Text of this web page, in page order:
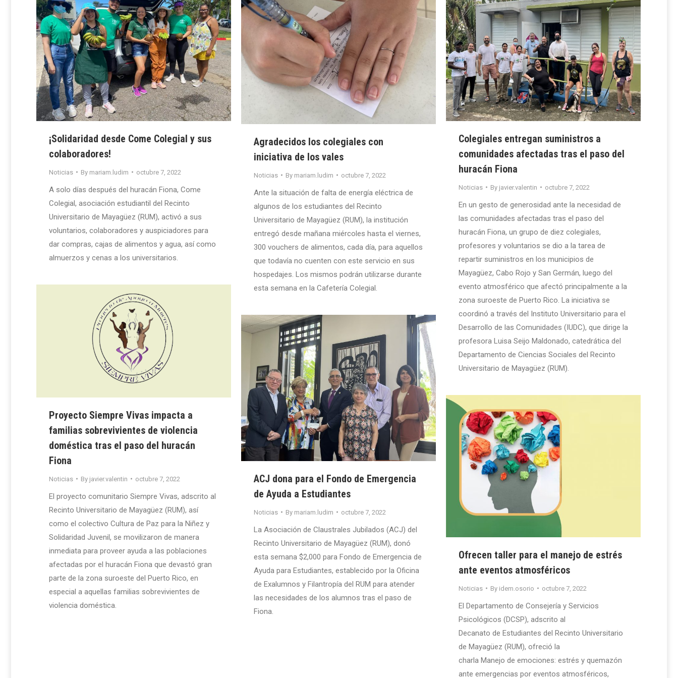
¡Solidaridad desde Come Colegial y sus
colaboradores!
Noticias By mariam.ludim octubre 7, 2022
A solo días después del huracán Fiona, Come
Colegial, asociación estudiantil del Recinto
Universitario de Mayagüez (RUM), activó a sus
voluntarios, colaboradores y auspiciadores para
dar compras, cajas de alimentos y agua, así como
almuerzos y cenas a los universitarios.
Agradecidos los colegiales con
iniciativa de los vales
Noticias By mariam.ludim octubre 7, 2022
Ante la situación de falta de energía eléctrica de
algunos de los estudiantes del Recinto
Universitario de Mayagüez (RUM), la institución
entregó desde mañana miércoles hasta el viernes,
300 vouchers de alimentos, cada día, para aquellos
que todavía no cuenten con este servicio en sus
hospedajes. Los mismos podrán utilizarse durante
esta semana en la Cafetería Colegial.
Colegiales entregan suministros a
comunidades afectadas tras el paso del
huracán Fiona
Noticias By javier.valentin octubre 7, 2022
En un gesto de generosidad ante la necesidad de
las comunidades afectadas tras el paso del
huracán Fiona, un grupo de diez colegiales,
profesores y voluntarios se dio a la tarea de
repartir suministros en los municipios de
Mayagüez, Cabo Rojo y San Germán, luego del
evento atmosférico que afectó principalmente a la
zona suroeste de Puerto Rico. La iniciativa se
coordinó a través del Instituto Universitario para el
Desarrollo de las Comunidades (IUDC), que dirige la
profesora Luisa Seijo Maldonado, catedrática del
Departamento de Ciencias Sociales del Recinto
Universitario de Mayagüez (RUM).
Proyecto Siempre Vivas impacta a
familias sobrevivientes de violencia
doméstica tras el paso del huracán
Fiona
Noticias By javier.valentin octubre 7, 2022
El proyecto comunitario Siempre Vivas, adscrito al
Recinto Universitario de Mayagüez (RUM), así
como el colectivo Cultura de Paz para la Niñez y
Solidaridad Juvenil, se movilizaron de manera
inmediata para proveer ayuda a las poblaciones
afectadas por el huracán Fiona que devastó gran
parte de la zona suroeste del Puerto Rico, en
especial a aquellas familias sobrevivientes de
violencia doméstica.
ACJ dona para el Fondo de Emergencia
de Ayuda a Estudiantes
Noticias By mariam.ludim octubre 7, 2022
La Asociación de Claustrales Jubilados (ACJ) del
Recinto Universitario de Mayagüez (RUM), donó
esta semana $2,000 para Fondo de Emergencia de
Ayuda para Estudiantes, establecido por la Oficina
de Exalumnos y Filantropía del RUM para atender
las necesidades de los alumnos tras el paso de
Fiona.
Ofrecen taller para el manejo de estrés
ante eventos atmosféricos
Noticias By idem.osorio octubre 7, 2022
El Departamento de Consejería y Servicios
Psicológicos (DCSP), adscrito al
Decanato de Estudiantes del Recinto Universitario
de Mayagüez (RUM), ofreció la
charla Manejo de emociones: estrés y quemazón
ante emergencias por eventos atmosféricos,